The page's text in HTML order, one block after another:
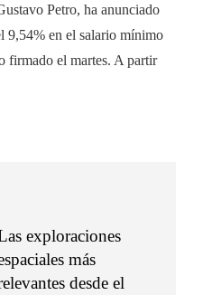
Petro, ha anunciado
9,54% en el salario mínimo
firmado el martes. A partir
exploraciones
más
desde el